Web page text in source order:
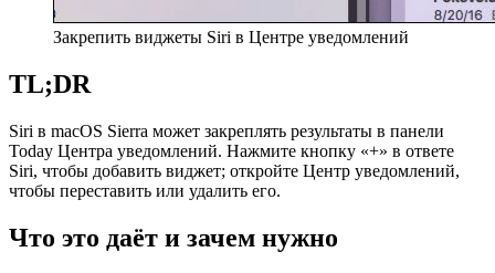
Закрепить виджеты Siri в Центре уведомлений
TL;DR
Siri в macOS Sierra может закреплять результаты в панели
Today Центра уведомлений. Нажмите кнопку «+» в ответе
Siri, чтобы добавить виджет; откройте Центр уведомлений,
чтобы переставить или удалить его.
Что это даёт и зачем нужно